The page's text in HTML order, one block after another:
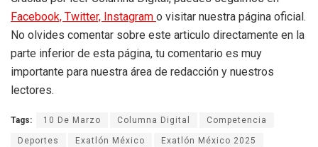
Facebook, Twitter, Instagram o visitar nuestra página oficial.
No olvides comentar sobre este articulo directamente en la
parte inferior de esta página, tu comentario es muy
importante para nuestra área de redacción y nuestros
lectores.
Tags: 10 De Marzo Columna Digital Competencia
Deportes Exatlón México Exatlón México 2025